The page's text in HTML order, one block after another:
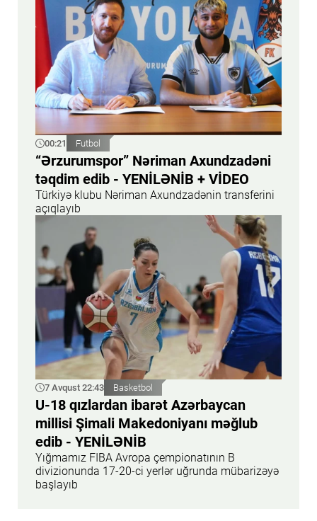
00:21 Futbol
“Ərzurumspor” Nəriman Axundzadəni
təqdim edib - YENİLƏNİB + VİDEO
Türkiyə klubu Nəriman Axundzadənin transferini
açıqlayıb
7 Avqust 22:43 Basketbol
U-18 qızlardan ibarət Azərbaycan
millisi Şimali Makedoniyanı məğlub
edib - YENİLƏNİB
Yığmamız FIBA Avropa çempionatının B
divizionunda 17-20-ci yerlər uğrunda mübarizəyə
başlayıb